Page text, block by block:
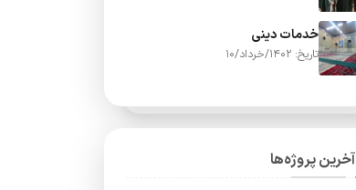
خدمات دینی
تاریخ: 1402/خرداد/10
آخرین پروژه‌ها